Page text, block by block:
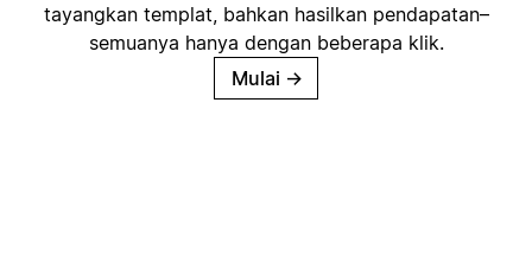
tayangkan templat, bahkan hasilkan pendapatan–
semuanya hanya dengan beberapa klik.
Mulai →